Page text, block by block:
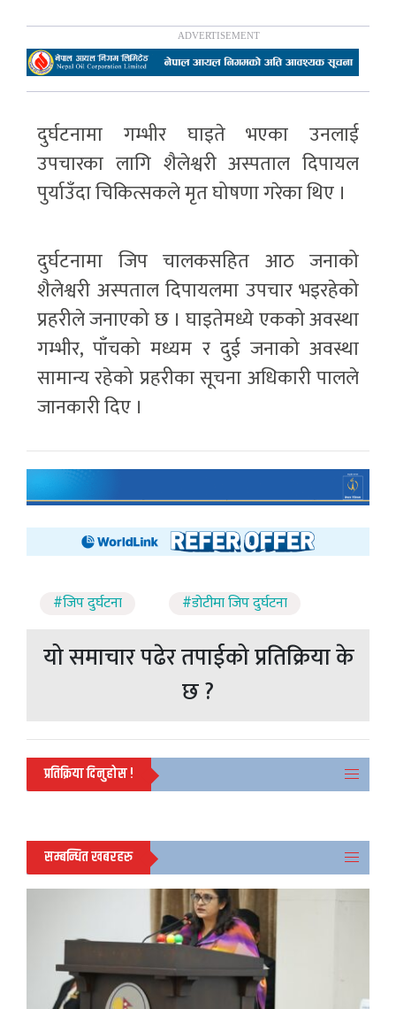
दुर्घटनामा गम्भीर घाइते भएका उनलाई
उपचारका लागि शैलेश्वरी अस्पताल दिपायल
पुर्याउँदा चिकित्सकले मृत घोषणा गरेका थिए ।
दुर्घटनामा जिप चालकसहित आठ जनाको
शैलेश्वरी अस्पताल दिपायलमा उपचार भइरहेको
प्रहरीले जनाएको छ । घाइतेमध्ये एकको अवस्था
गम्भीर, पाँचको मध्यम र दुई जनाको अवस्था
सामान्य रहेको प्रहरीका सूचना अधिकारी पालले
जानकारी दिए ।
#जिप दुर्घटना #डोटीमा जिप दुर्घटना
यो समाचार पढेर तपाईको प्रतिक्रिया के
छ ?
प्रतिक्रिया दिनुहोस !
सम्बन्धित खबरहरु